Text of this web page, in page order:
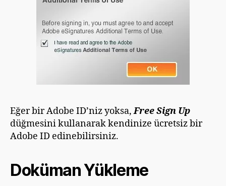
Eğer bir Adobe ID’niz yoksa,Free Sign Up
düğmesini kullanarak kendinize ücretsiz bir
Adobe ID edinebilirsiniz.
Doküman Yükleme